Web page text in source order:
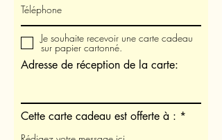
Je souhaite recevoir une carte cadeau
sur papier cartonné.
Adresse de réception de la carte:
Cette carte cadeau est offerte à :